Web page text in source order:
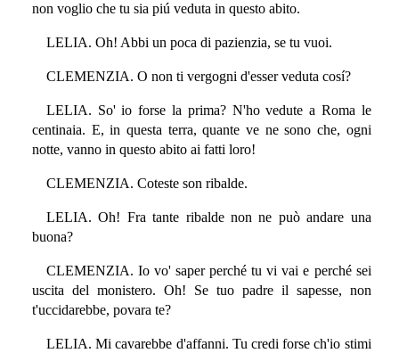
non voglio che tu sia piú veduta in questo abito.
LELIA. Oh! Abbi un poca di pazienzia, se tu vuoi.
CLEMENZIA. O non ti vergogni d'esser veduta cosí?
LELIA. So' io forse la prima? N'ho vedute a Roma le
centinaia. E, in questa terra, quante ve ne sono che, ogni
notte, vanno in questo abito ai fatti loro!
CLEMENZIA. Coteste son ribalde.
LELIA. Oh! Fra tante ribalde non ne può andare una
buona?
CLEMENZIA. Io vo' saper perché tu vi vai e perché sei
uscita del monistero. Oh! Se tuo padre il sapesse, non
t'uccidarebbe, povara te?
LELIA. Mi cavarebbe d'affanni. Tu credi forse ch'io stimi